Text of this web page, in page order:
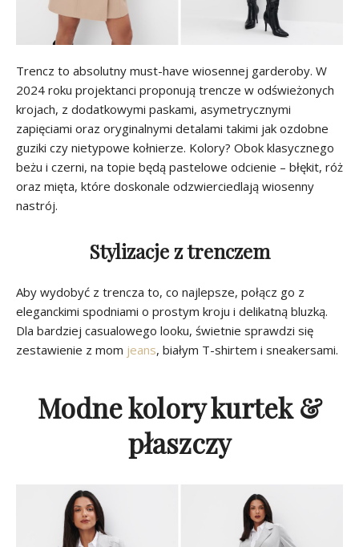
Trencz to absolutny must-have wiosennej garderoby. W
2024 roku projektanci proponują trencze w odświeżonych
krojach, z dodatkowymi paskami, asymetrycznymi
zapięciami oraz oryginalnymi detalami takimi jak ozdobne
guziki czy nietypowe kołnierze. Kolory? Obok klasycznego
beżu i czerni, na topie będą pastelowe odcienie – błękit, róż
oraz mięta, które doskonale odzwierciedlają wiosenny
nastrój.
Stylizacje z trenczem
Aby wydobyć z trencza to, co najlepsze, połącz go z
eleganckimi spodniami o prostym kroju i delikatną bluzką.
Dla bardziej casualowego looku, świetnie sprawdzi się
zestawienie z mom jeans, białym T-shirtem i sneakersami.
Modne kolory kurtek &
płaszczy